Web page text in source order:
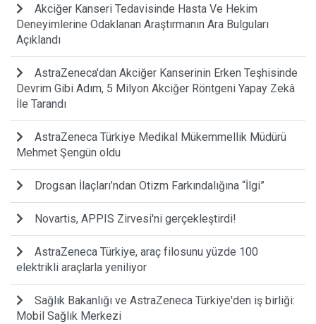
Akciğer Kanseri Tedavisinde Hasta Ve Hekim
Deneyimlerine Odaklanan Araştırmanın Ara Bulguları
Açıklandı
AstraZeneca'dan Akciğer Kanserinin Erken Teşhisinde
Devrim Gibi Adım, 5 Milyon Akciğer Röntgeni Yapay Zekâ
İle Tarandı
AstraZeneca Türkiye Medikal Mükemmellik Müdürü
Mehmet Şengün oldu
Drogsan İlaçları’ndan Otizm Farkındalığına “İlgi”
Novartis, APPIS Zirvesi'ni gerçekleştirdi!
AstraZeneca Türkiye, araç filosunu yüzde 100
elektrikli araçlarla yeniliyor
Sağlık Bakanlığı ve AstraZeneca Türkiye'den iş birliği:
Mobil Sağlık Merkezi